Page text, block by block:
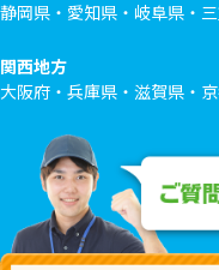
静岡県・愛知県・岐阜県・
関西地方
大阪府・兵庫県・滋賀県・